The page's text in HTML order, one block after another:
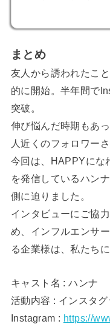
まとめ
友人から誘われたこ
的に開始。半年間で
突破。
伸び悩んだ時期もあ
人近くのフォロワー
今回は、HAPPYにな
を発信しているハン
側に迫りました。
インタビューにご協
め、インフルエンサ
る企業様は、私たち
キャスト名 : ハンナ
活動内容 : インスタ
Instagram : https://